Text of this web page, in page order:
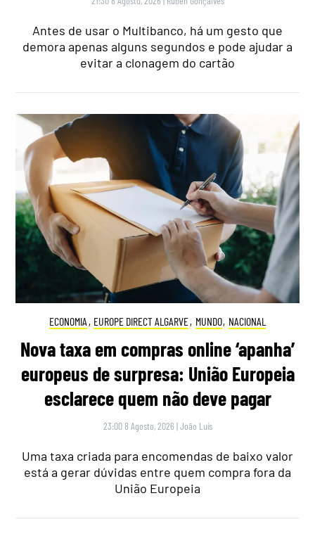
Antes de usar o Multibanco, há um gesto que
demora apenas alguns segundos e pode ajudar a
evitar a clonagem do cartão
ECONOMIA , EUROPE DIRECT ALGARVE, MUNDO, NACIONAL
Nova taxa em compras online ‘apanha’
europeus de surpresa: União Europeia
esclarece quem não deve pagar
23:00 8 Agosto, 2026 |João Luís
Uma taxa criada para encomendas de baixo valor
está a gerar dúvidas entre quem compra fora da
União Europeia